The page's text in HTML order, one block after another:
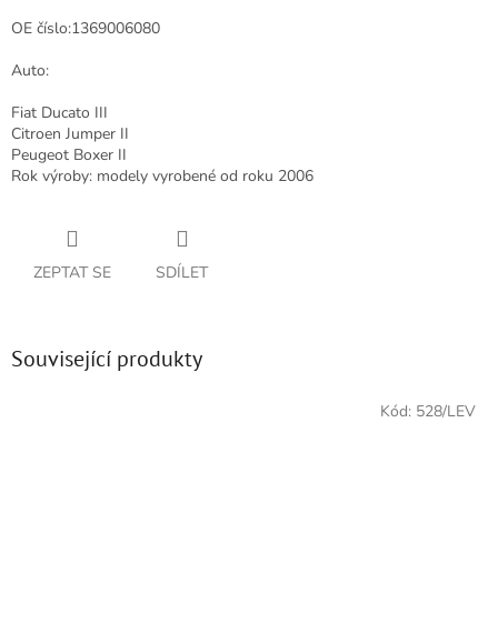
OE číslo:1369006080
Auto:
Fiat Ducato III
Citroen Jumper II
Peugeot Boxer II
Rok výroby: modely vyrobené od roku 2006
ZEPTAT SE SDÍLET
Související produkty
Kód: 528/LEV